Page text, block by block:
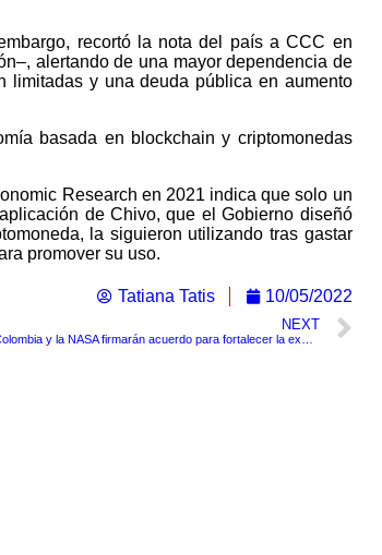
recortó la nota del país a CCC en
alertando de una mayor dependencia de
limitadas y una deuda pública en aumento
basada en blockchain y criptomonedas
Research en 2021 indica que solo un
de Chivo, que el Gobierno diseñó
la siguieron utilizando tras gastar
promover su uso.
Tatiana Tatis 10/05/2022
NEXT